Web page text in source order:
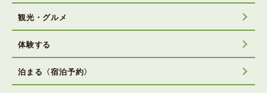
観光・グルメ
体験する
泊まる〈宿泊予約〉